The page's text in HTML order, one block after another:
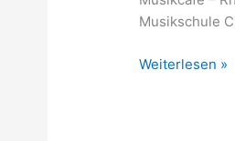
Musikschule
Weiterlesen »